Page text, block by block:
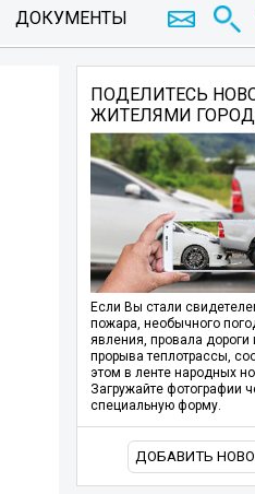
ДОКУМЕНТЫ
ПОДЕЛИТЕСЬ
ЖИТЕЛЯМИ
Если Вы стали
пожара, необычного
явления, провала дороги
прорыва теплотрассы,
этом в ленте народных
Загружайте фотографии
специальную форму.
ДОБАВИТЬ